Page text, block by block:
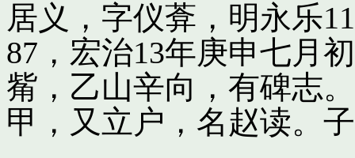
居义，字仪葊，明永乐
87，宏治13年庚申七月
觜，乙山辛向，有碑志
甲，又立户，名赵读。